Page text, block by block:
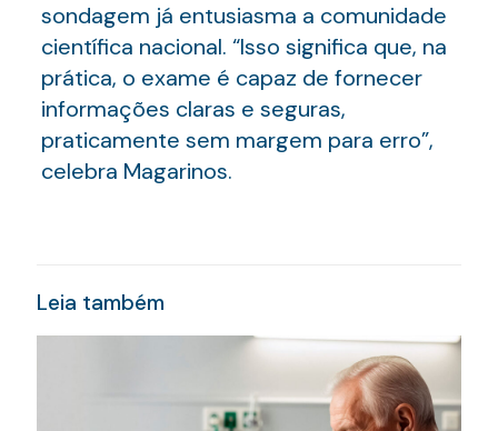
sondagem já entusiasma a comunidade
científica nacional. “Isso significa que, na
prática, o exame é capaz de fornecer
informações claras e seguras,
praticamente sem margem para erro”,
celebra Magarinos.
Leia também